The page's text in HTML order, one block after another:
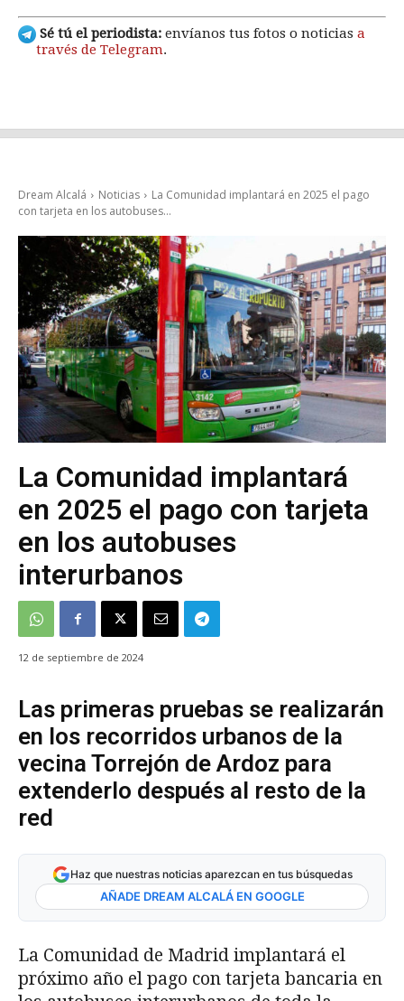
Sé tú el periodista: envíanos tus fotos o noticias a
través de Telegram.